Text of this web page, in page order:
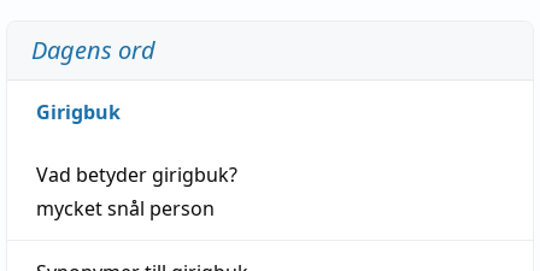
Dagens ord
Girigbuk
Vad betydergirigbuk?
mycketsnål person